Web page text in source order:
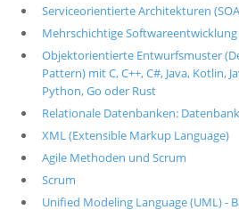
Serviceorientierte Architekturen
Mehrschichtige Softwareentwicklung
Objektorientierte Entwurfsmuster
Pattern) mit C, C++, C#, Java, Kotlin,
Python, Go oder Rust
Relationale Datenbanken:
XML (Extensible Markup Language)
Agile Methoden und Scrum
Scrum
Unified Modeling Language (UML) -